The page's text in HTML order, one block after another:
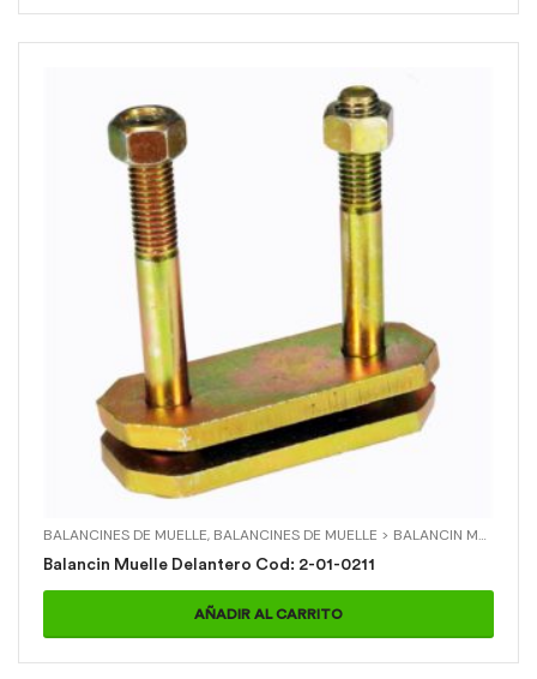
BALANCINES DE MUELLE, BALANCINES DE MUELLE > BALANCIN MUELLE DELANTERO
Balancin Muelle Delantero Cod: 2-01-0211
AÑADIR AL CARRITO